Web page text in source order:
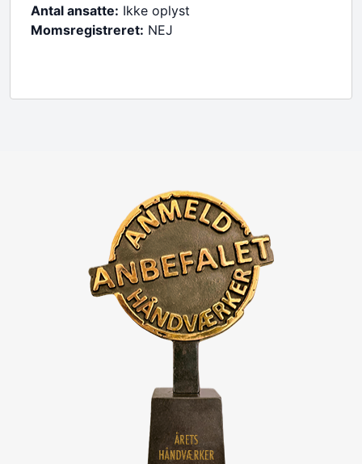
Antal ansatte: Ikke oplyst
Momsregistreret: NEJ